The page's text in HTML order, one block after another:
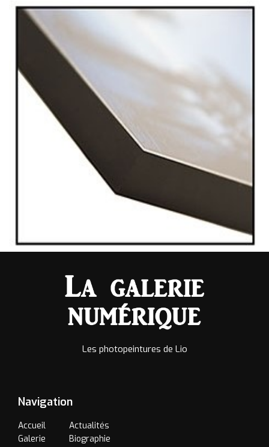
Les photopeintures de Lio
Navigation
Accueil
Galerie
Actualités
Biographie